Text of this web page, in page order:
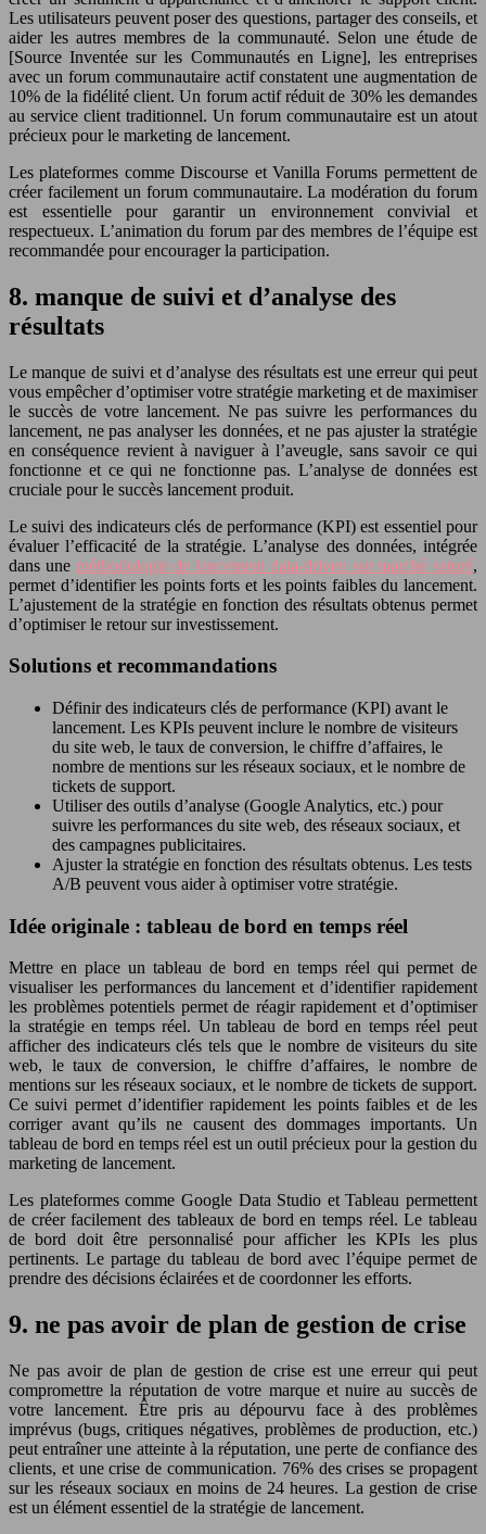
Les utilisateurs peuvent poser des questions, partager des conseils, et
aider les autres membres de la communauté. Selon une étude de
[Source Inventée sur les Communautés en Ligne], les entreprises
avec un forum communautaire actif constatent une augmentation de
10% de la fidélité client. Un forum actif réduit de 30% les demandes
au service client traditionnel. Un forum communautaire est un atout
précieux pour le marketing de lancement.
Les plateformes comme Discourse et Vanilla Forums permettent de
créer facilement un forum communautaire. La modération du forum
est essentielle pour garantir un environnement convivial et
respectueux. L’animation du forum par des membres de l’équipe est
recommandée pour encourager la participation.
8. manque de suivi et d’analyse des
résultats
Le manque de suivi et d’analyse des résultats est une erreur qui peut
vous empêcher d’optimiser votre stratégie marketing et de maximiser
le succès de votre lancement. Ne pas suivre les performances du
lancement, ne pas analyser les données, et ne pas ajuster la stratégie
en conséquence revient à naviguer à l’aveugle, sans savoir ce qui
fonctionne et ce qui ne fonctionne pas. L’analyse de données est
cruciale pour le succès lancement produit.
Le suivi des indicateurs clés de performance (KPI) est essentiel pour
évaluer l’efficacité de la stratégie. L’analyse des données, intégrée
dans une méthodologie de lancement data-driven sur marché saturé,
permet d’identifier les points forts et les points faibles du lancement.
L’ajustement de la stratégie en fonction des résultats obtenus permet
d’optimiser le retour sur investissement.
Solutions et recommandations
Définir des indicateurs clés de performance (KPI) avant le
lancement. Les KPIs peuvent inclure le nombre de visiteurs
du site web, le taux de conversion, le chiffre d’affaires, le
nombre de mentions sur les réseaux sociaux, et le nombre de
tickets de support.
Utiliser des outils d’analyse (Google Analytics, etc.) pour
suivre les performances du site web, des réseaux sociaux, et
des campagnes publicitaires.
Ajuster la stratégie en fonction des résultats obtenus. Les tests
A/B peuvent vous aider à optimiser votre stratégie.
Idée originale : tableau de bord en temps réel
Mettre en place un tableau de bord en temps réel qui permet de
visualiser les performances du lancement et d’identifier rapidement
les problèmes potentiels permet de réagir rapidement et d’optimiser
la stratégie en temps réel. Un tableau de bord en temps réel peut
afficher des indicateurs clés tels que le nombre de visiteurs du site
web, le taux de conversion, le chiffre d’affaires, le nombre de
mentions sur les réseaux sociaux, et le nombre de tickets de support.
Ce suivi permet d’identifier rapidement les points faibles et de les
corriger avant qu’ils ne causent des dommages importants. Un
tableau de bord en temps réel est un outil précieux pour la gestion du
marketing de lancement.
Les plateformes comme Google Data Studio et Tableau permettent
de créer facilement des tableaux de bord en temps réel. Le tableau
de bord doit être personnalisé pour afficher les KPIs les plus
pertinents. Le partage du tableau de bord avec l’équipe permet de
prendre des décisions éclairées et de coordonner les efforts.
9. ne pas avoir de plan de gestion de crise
Ne pas avoir de plan de gestion de crise est une erreur qui peut
compromettre la réputation de votre marque et nuire au succès de
votre lancement. Être pris au dépourvu face à des problèmes
imprévus (bugs, critiques négatives, problèmes de production, etc.)
peut entraîner une atteinte à la réputation, une perte de confiance des
clients, et une crise de communication. 76% des crises se propagent
sur les réseaux sociaux en moins de 24 heures. La gestion de crise
est un élément essentiel de la stratégie de lancement.